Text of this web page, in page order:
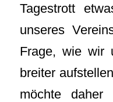
Tagestrott
unseres
Frage, wie wir
breiter
möchte daher